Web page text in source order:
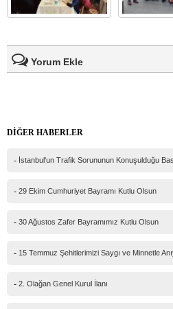
Yorum Ekle
Mesajınız(*)
IP Adresiniz
DİĞER HABERLER
- İstanbul'un Trafik Sorununun Konuşulduğu
- 29 Ekim Cumhuriyet Bayramı Kutlu Olsun
- 30 Ağustos Zafer Bayramımız Kutlu Olsun
- 15 Temmuz Şehitlerimizi Saygı ve Minnetle
- 2. Olağan Genel Kurul İlanı